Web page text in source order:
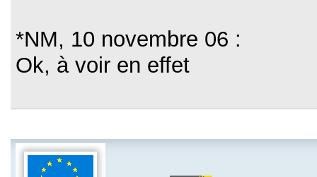
*NM, 10 novembre 06 :
Ok, à voir en effet